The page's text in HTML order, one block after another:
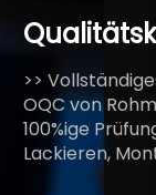
>>
OQC von
100%ige
Lackieren,